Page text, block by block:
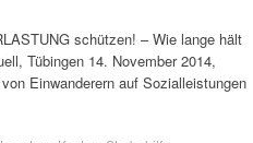
schützen! – Wie lange hält
Tübingen 14. November 2014,
Einwanderern auf Sozialleistungen